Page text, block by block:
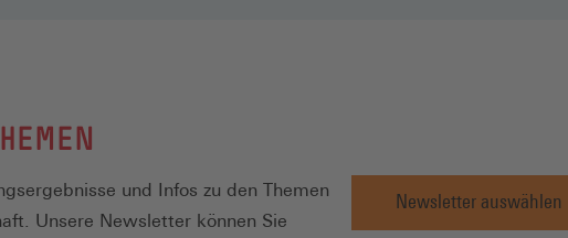
und Infos zu den Themen
Unsere Newsletter können Sie
Newsletter auswählen